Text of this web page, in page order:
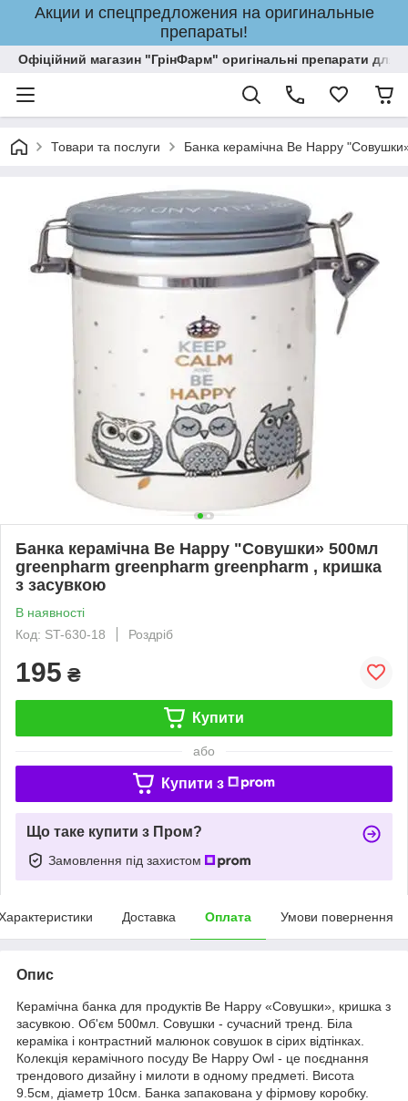
Акции и спецпредложения на оригинальные
препараты!
Офіційний магазин "ГрінФарм" оригінальні препарати для
Товари та послуги Банка керамічна Be Happy
Банка керамічна Be Happy "Совушки» 500мл
greenpharm greenpharm greenpharm , кришка
з засувкою
В наявності
Код: ST-630-18
Роздріб
195 ₴
Купити
або
Купити з
Що таке купити з Пром?
Замовлення під захистом
Доставка Оплата Умови повернення
Опис
Керамічна банка для продуктів Be Happy «Совушки», кришка з
засувкою. Об'єм 500мл. Совушки - сучасний тренд. Біла
кераміка і контрастний малюнок совушок в сірих відтінках.
Колекція керамічного посуду Be Happy Owl - це поєднання
трендового дизайну і милоти в одному предметі. Висота
9.5см, діаметр 10см. Банка запакована у фірмову коробку.